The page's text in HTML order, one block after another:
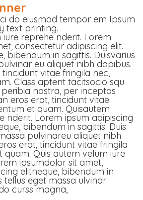
do eiusmod tempor em Ipsum
text printing.
iure reprehe nderit. Lorem
consectetur adipiscing elit.
bibendum in sagittis. Duisvarius
eu aliquet nibh dapibus.
vitae fringila nec,
Class aptent tacitsocio squ
nostra, per inceptos
eros erat, tincidunt vitae
et quam. Quisautem
nderit. Lorem ipsum adipiscing
bibendum in sagittis. Duis
pulvinareu aliquet nibh
erat, tincidunt vitae fringila
quam. Quis autem velum iure
ipsumdolor sit amet,
elitneque, bibendum in
tellus eget massa ulvinar.
curss magna,